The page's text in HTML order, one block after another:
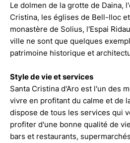
Le dolmen de la grotte de Daina,
Cristina, les églises de Bell-lloc
monastère de Solius, l'Espai
ville ne sont que quelques
patrimoine historique et
Style de vie et services
Santa Cristina d'Aro est l'un des
vivre en profitant du calme et de
dispose de tous les services qui
profiter d'une bonne qualité de
bars et restaurants,